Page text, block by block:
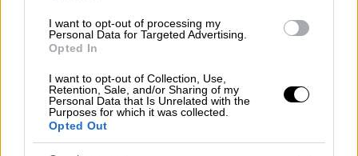
I want to opt-out of processing my
Personal Data for Targeted Advertising.
Opted In
I want to opt-out of Collection, Use,
Retention, Sale, and/or Sharing of my
Personal Data that Is Unrelated with the
Purposes for which it was collected.
Opted Out
video